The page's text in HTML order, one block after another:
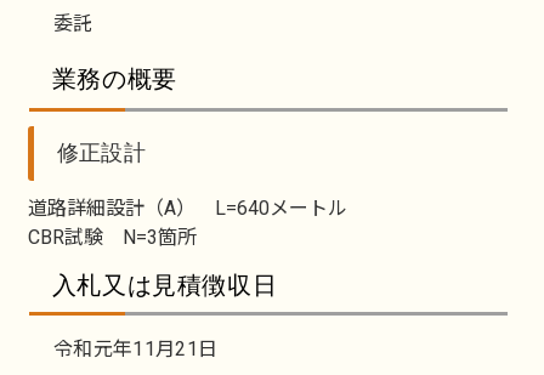
委託
業務の概要
修正設計
道路詳細設計（A） L=640メートル
CBR試験 N=3箇所
入札又は見積徴収日
令和元年11月21日